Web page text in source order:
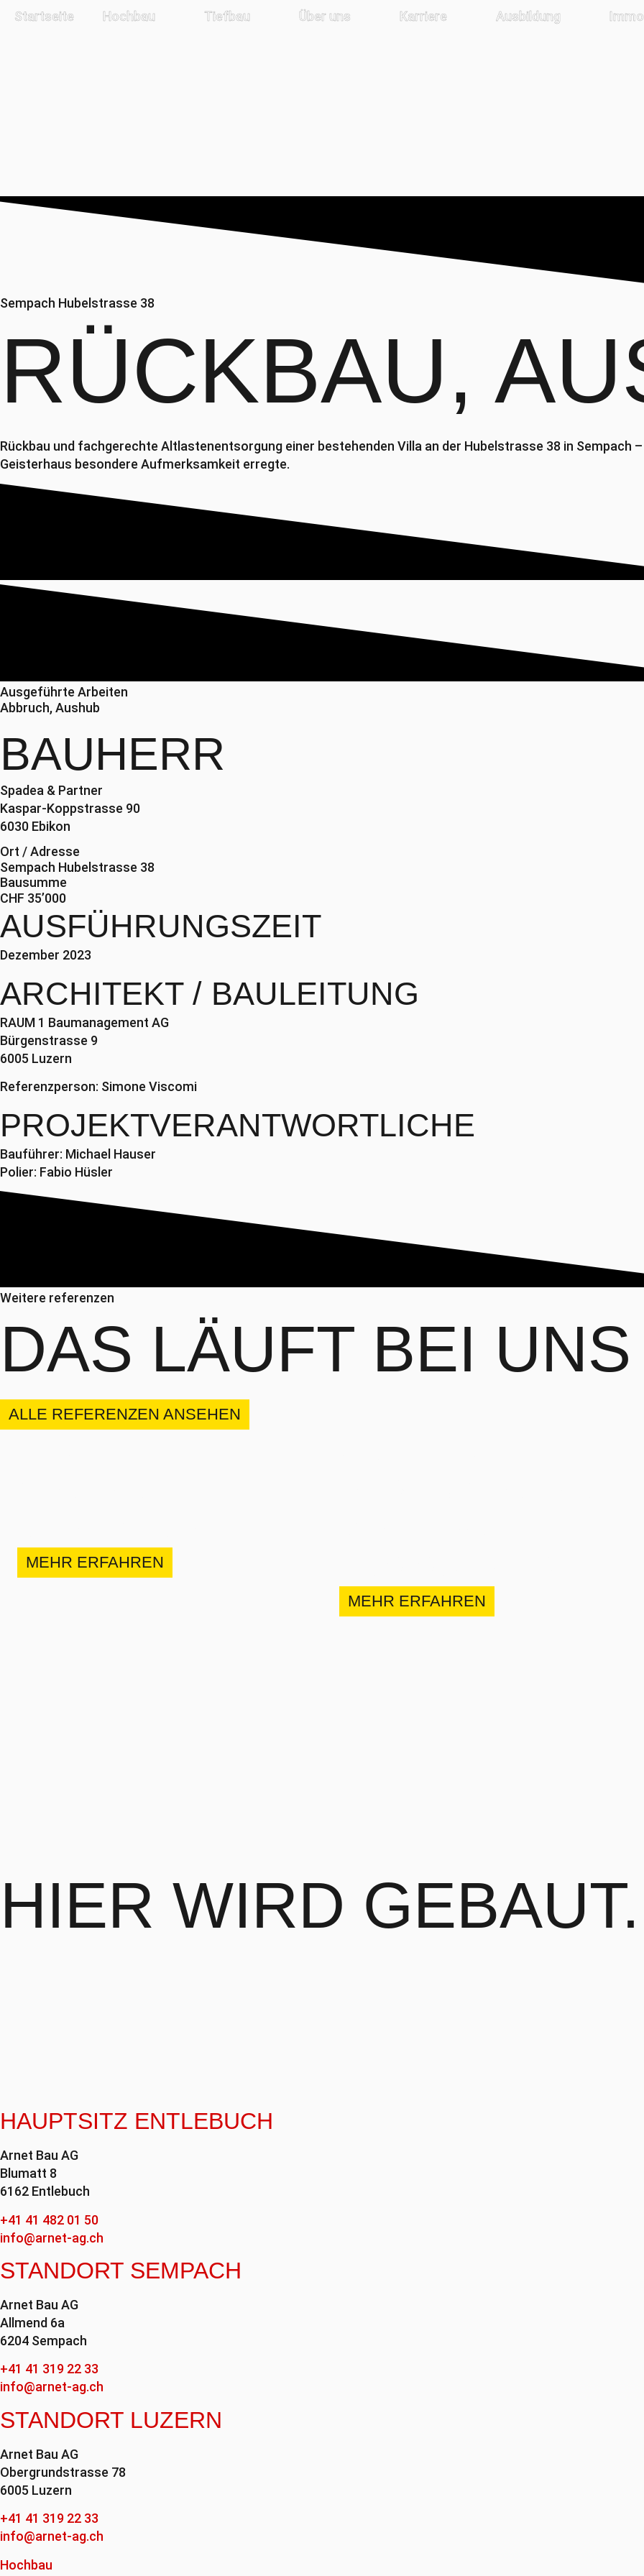
Startseite Hochbau Tiefbau Über uns Karriere Ausbildung
Sempach Hubelstrasse 38
RÜCKBAU,
Rückbau und fachgerechte Altlastenentsorgung einer bestehenden Villa an der Hubelstrasse 38 in Sempach
Geisterhaus besondere Aufmerksamkeit erregte.
Ausgeführte Arbeiten
Abbruch, Aushub
BAUHERR
Spadea & Partner
Kaspar-Koppstrasse 90
6030 Ebikon
Ort / Adresse
Sempach Hubelstrasse 38
Bausumme
CHF 35’000
AUSFÜHRUNGSZEIT
Dezember 2023
ARCHITEKT / BAULEITUNG
RAUM 1 Baumanagement AG
Bürgenstrasse 9
6005 Luzern
Referenzperson: Simone Viscomi
PROJEKTVERANTWORTLICHE
Bauführer: Michael Hauser
Polier: Fabio Hüsler
Weitere referenzen
DAS LÄUFT BEI UNS
ALLE REFERENZEN ANSEHEN
MEHR ERFAHREN
MEHR ERFAHREN
HIER WIRD GEBAUT.
HAUPTSITZ ENTLEBUCH
Arnet Bau AG
Blumatt 8
6162 Entlebuch
+41 41 482 01 50
info@arnet-ag.ch
STANDORT SEMPACH
Arnet Bau AG
Allmend 6a
6204 Sempach
+41 41 319 22 33
info@arnet-ag.ch
STANDORT LUZERN
Arnet Bau AG
Obergrundstrasse 78
6005 Luzern
+41 41 319 22 33
info@arnet-ag.ch
Hochbau